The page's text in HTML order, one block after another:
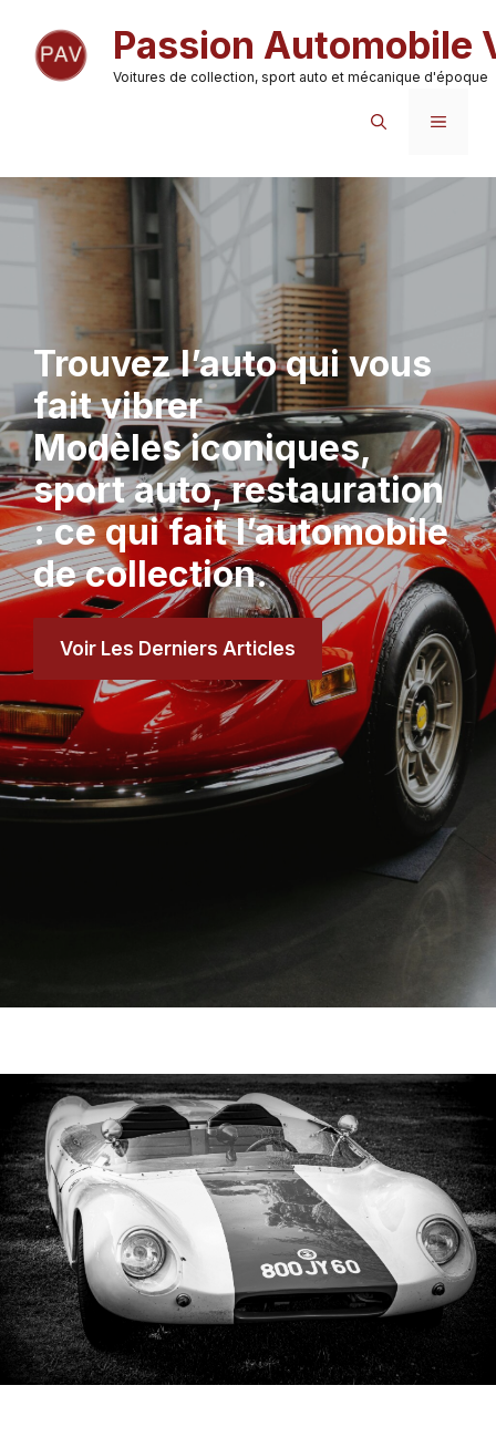
contenu
Passion Automobile
Voitures de collection, sport auto et mécanique d'époque
MENU
Trouvez l’auto qui vous
fait vibrer
Modèles iconiques,
sport auto, restauration
: ce qui fait l’automobile
de collection.
Voir Les Derniers Articles